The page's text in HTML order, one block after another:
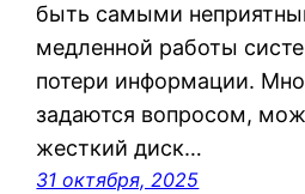
быть самыми
медленной работы
потери информации.
задаются вопросом,
жесткий диск…
31 октября, 2025